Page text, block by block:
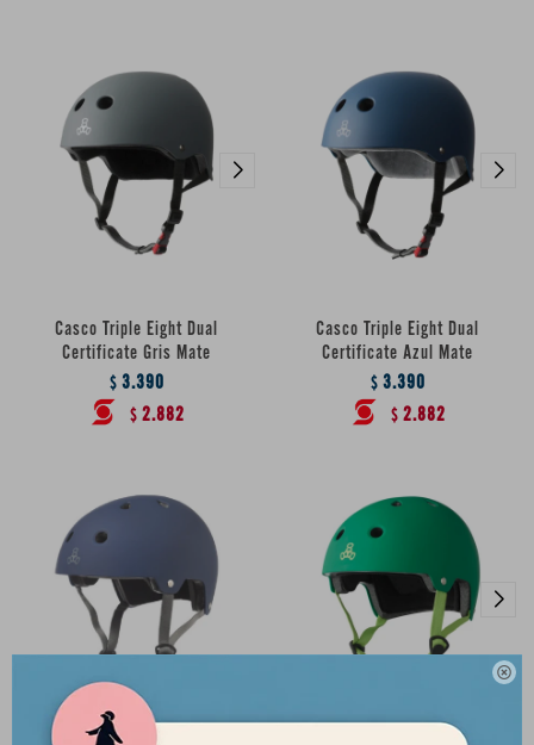

Casco Triple Eight Dual
Certificate Gris Mate
$ 3.390
$ 2.882
Casco Triple Eight Dual
Certificate Azul Mate
$ 3.390
$ 2.882